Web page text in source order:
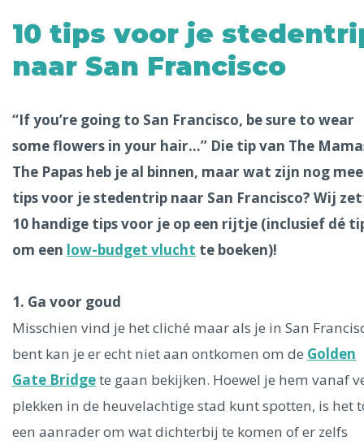
Phoenix
Dresden
Ålesund
Parijs Dubai
Milaan
Singapore
Rome Berlijn Mechelen Venetië
Florence
10 tips voor je
naar San Francisco
“If you’re going to San Francisco, be sure to wear
some flowers in your hair…” Die tip van The
The Papas heb je al binnen, maar wat zijn nog
tips voor je stedentrip naar San Francisco? Wij
10 handige tips voor je op een rijtje (inclusief dé
om een low-budget vlucht te boeken)!
1. Ga voor goud
Misschien vind je het cliché maar als je in San
bent kan je er echt niet aan ontkomen om de Golden
Gate Bridgete gaan bekijken. Hoewel je hem vanaf
plekken in de heuvelachtige stad kunt spotten, is het
een aanrader om wat dichterbij te komen of er zelfs